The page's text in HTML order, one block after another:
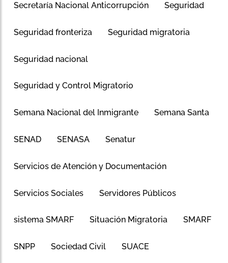
Secretaría Nacional Anticorrupción Seguridad
Seguridad fronteriza Seguridad migratoria
Seguridad nacional
Seguridad y Control Migratorio
Semana Nacional del Inmigrante Semana Santa
SENAD SENASA Senatur
Servicios de Atención y Documentación
Servicios Sociales Servidores Públicos
sistema SMARF Situación Migratoria SMARF
SNPP Sociedad Civil SUACE